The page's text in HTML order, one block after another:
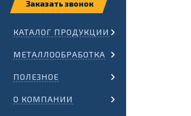
КАТАЛОГ ПРОДУКЦИИ
МЕТАЛЛООБРАБОТКА
ПОЛЕЗНОЕ
О КОМПАНИИ